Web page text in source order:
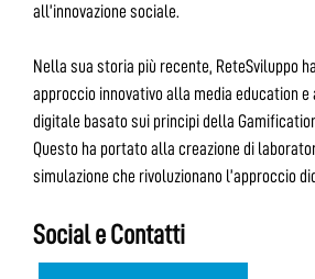
all’innovazione sociale.
Nella sua storia più recente, ReteSviluppo
approccio innovativo alla media education
digitale basato sui principi della
Questo ha portato alla creazione di
simulazione che rivoluzionano l’approccio
Social e Contatti